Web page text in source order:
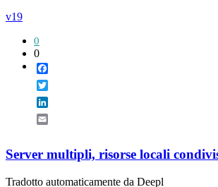
v19
0
0
Server multipli, risorse locali
Tradotto automaticamente da Deepl